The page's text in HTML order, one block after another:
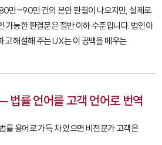
만~90만 건의 본안 판결이 나오지만, 실제로
가능한 판결문은 절반 이하 수준입니다. 법인이
고 해설해 주는 UX는 이 공백을 메우는
률 언어를 고객 언어로 번역
률 용어로 가득 차 있으면 비전문가 고객은